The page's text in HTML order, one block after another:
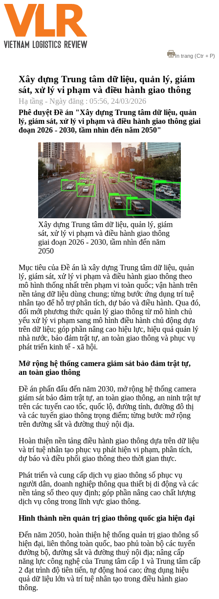
In trang (Ctr + P)
Xây dựng Trung tâm dữ liệu, quản lý, giám
sát, xử lý vi phạm và điều hành giao thông
Hạ tầng - Ngày đăng : 05:56, 24/03/2026
Phê duyệt Đề án "Xây dựng Trung tâm dữ liệu, quản
lý, giám sát, xử lý vi phạm và điều hành giao thông giai
đoạn 2026 - 2030, tầm nhìn đến năm 2050"
Xây dựng Trung tâm dữ liệu, quản lý, giám
sát, xử lý vi phạm và điều hành giao thông
giai đoạn 2026 - 2030, tầm nhìn đến năm
2050
Mục tiêu của Đề án là xây dựng Trung tâm dữ liệu, quản
lý, giám sát, xử lý vi phạm và điều hành giao thông theo
mô hình thống nhất trên phạm vi toàn quốc; vận hành trên
nền tảng dữ liệu dùng chung; từng bước ứng dụng trí tuệ
nhân tạo để hỗ trợ phân tích, dự báo và điều hành. Qua đó,
đổi mới phương thức quản lý giao thông từ mô hình chủ
yếu xử lý vi phạm sang mô hình điều hành chủ động dựa
trên dữ liệu; góp phần nâng cao hiệu lực, hiệu quả quản lý
nhà nước, bảo đảm trật tự, an toàn giao thông và phục vụ
phát triển kinh tế - xã hội.
Mở rộng hệ thống camera giám sát bảo đảm trật tự,
an toàn giao thông
Đề án phấn đấu đến năm 2030, mở rộng hệ thống camera
giám sát bảo đảm trật tự, an toàn giao thông, an ninh trật tự
trên các tuyến cao tốc, quốc lộ, đường tỉnh, đường đô thị
và các tuyến giao thông trọng điểm; từng bước mở rộng
trên đường sắt và đường thuỷ nội địa.
Hoàn thiện nền tảng điều hành giao thông dựa trên dữ liệu
và trí tuệ nhân tạo phục vụ phát hiện vi phạm, phân tích,
dự báo và điều phối giao thông theo thời gian thực.
Phát triển và cung cấp dịch vụ giao thông số phục vụ
người dân, doanh nghiệp thông qua thiết bị di động và các
nền tảng số theo quy định; góp phần nâng cao chất lượng
dịch vụ công trong lĩnh vực giao thông.
Hình thành nền quản trị giao thông quốc gia hiện đại
Đến năm 2050, hoàn thiện hệ thống quản trị giao thông số
hiện đại, liên thông toàn quốc, bao phủ toàn bộ các tuyến
đường bộ, đường sắt và đường thuỷ nội địa; nâng cấp
năng lực công nghệ của Trung tâm cấp 1 và Trung tâm cấp
2 đạt trình độ tiên tiến, tự động hoá cao; ứng dụng hiệu
quả dữ liệu lớn và trí tuệ nhân tạo trong điều hành giao
thông.